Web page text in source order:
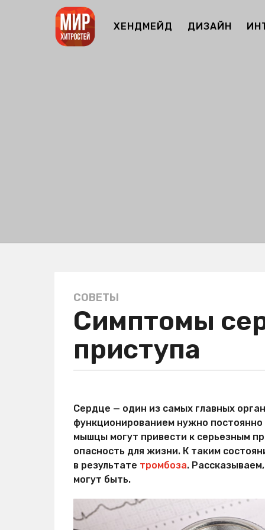
ХЕНДМЕЙД ДИЗАЙН
5
л
е
л
е
т
a
g
o
СОВЕТЫ
Симптомы
приступа
т
о
р
и
р
Х
т
о
Сердце — один из самых главных
функционированием нужно
мышцы могут привести к серьезным
опасность для жизни. К таким
в результате тромбоза.
могут быть.